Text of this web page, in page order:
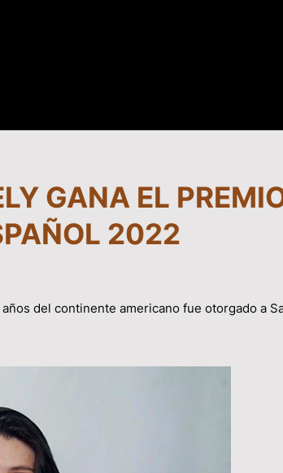
GANA EL
2022
del continente americano fue otorgado a